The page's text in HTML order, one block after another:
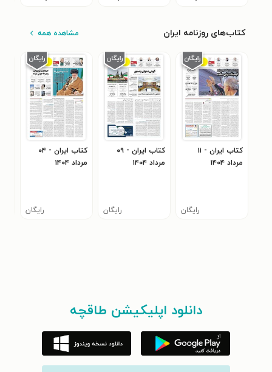
کتاب‌های روزنامه ایران مشاهده همه
کتاب ایران - ۱۱
مرداد ۱۴۰۴
رایگان
کتاب ایران - ۰۹
مرداد ۱۴۰۴
رایگان
کتاب ایران - ۰۴
مرداد ۱۴۰۴
رایگان
دانلود اپلیکیشن طاقچه